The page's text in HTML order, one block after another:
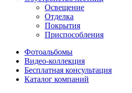
Освещение
Отделка
Покрытия
Приспособления
Фотоальбомы
Видео-коллекция
Бесплатная консультация
Каталог компаний